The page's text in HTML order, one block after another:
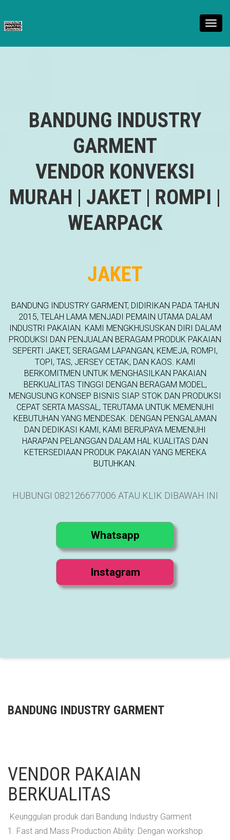
BANDUNG INDUSTRY
GARMENT
VENDOR KONVEKSI
MURAH | JAKET | ROMPI |
WEARPACK
JAKET
BANDUNG INDUSTRY GARMENT, DIDIRIKAN PADA TAHUN
2015, TELAH LAMA MENJADI PEMAIN UTAMA DALAM
INDUSTRI PAKAIAN. KAMI MENGKHUSUSKAN DIRI DALAM
PRODUKSI DAN PENJUALAN BERAGAM PRODUK PAKAIAN
SEPERTI JAKET, SERAGAM LAPANGAN, KEMEJA, ROMPI,
TOPI, TAS, JERSEY CETAK, DAN KAOS. KAMI
BERKOMITMEN UNTUK MENGHASILKAN PAKAIAN
BERKUALITAS TINGGI DENGAN BERAGAM MODEL,
MENGUSUNG KONSEP BISNIS SIAP STOK DAN PRODUKSI
CEPAT SERTA MASSAL, TERUTAMA UNTUK MEMENUHI
KEBUTUHAN YANG MENDESAK. DENGAN PENGALAMAN
DAN DEDIKASI KAMI, KAMI BERUPAYA MEMENUHI
HARAPAN PELANGGAN DALAM HAL KUALITAS DAN
KETERSEDIAAN PRODUK PAKAIAN YANG MEREKA
BUTUHKAN.
HUBUNGI 082126677006 ATAU KLIK DIBAWAH INI
BANDUNG INDUSTRY GARMENT
VENDOR PAKAIAN
BERKUALITAS
Keunggulan produk dari Bandung Industry Garment
1. Fast and Mass Production Ability: Dengan workshop